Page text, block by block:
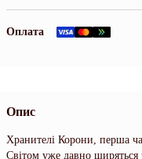
Оплата
Опис
Хранителі Корони, перша
Світом уже давно ширяться